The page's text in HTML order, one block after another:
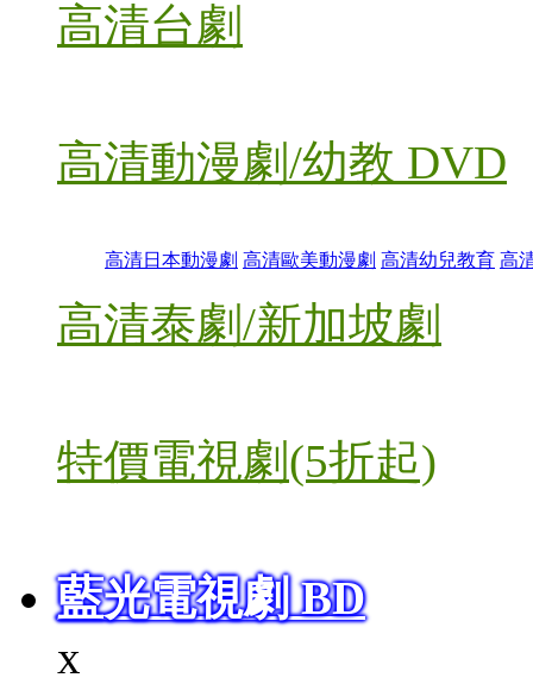
高清台劇
高清動漫劇/幼教 DVD
高清日本動漫劇 高清歐美動漫劇 高清幼兒教育 高
高清泰劇/新加坡劇
特價電視劇(5折起)
藍光電視劇 BD
x